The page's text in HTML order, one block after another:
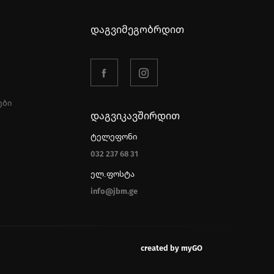
დაგვიმეგობრდით
დაგვიკავშირდით
ტელეფონი
032 237 68 31
ელ.ფოსტა
info@jbm.ge
created by myGO